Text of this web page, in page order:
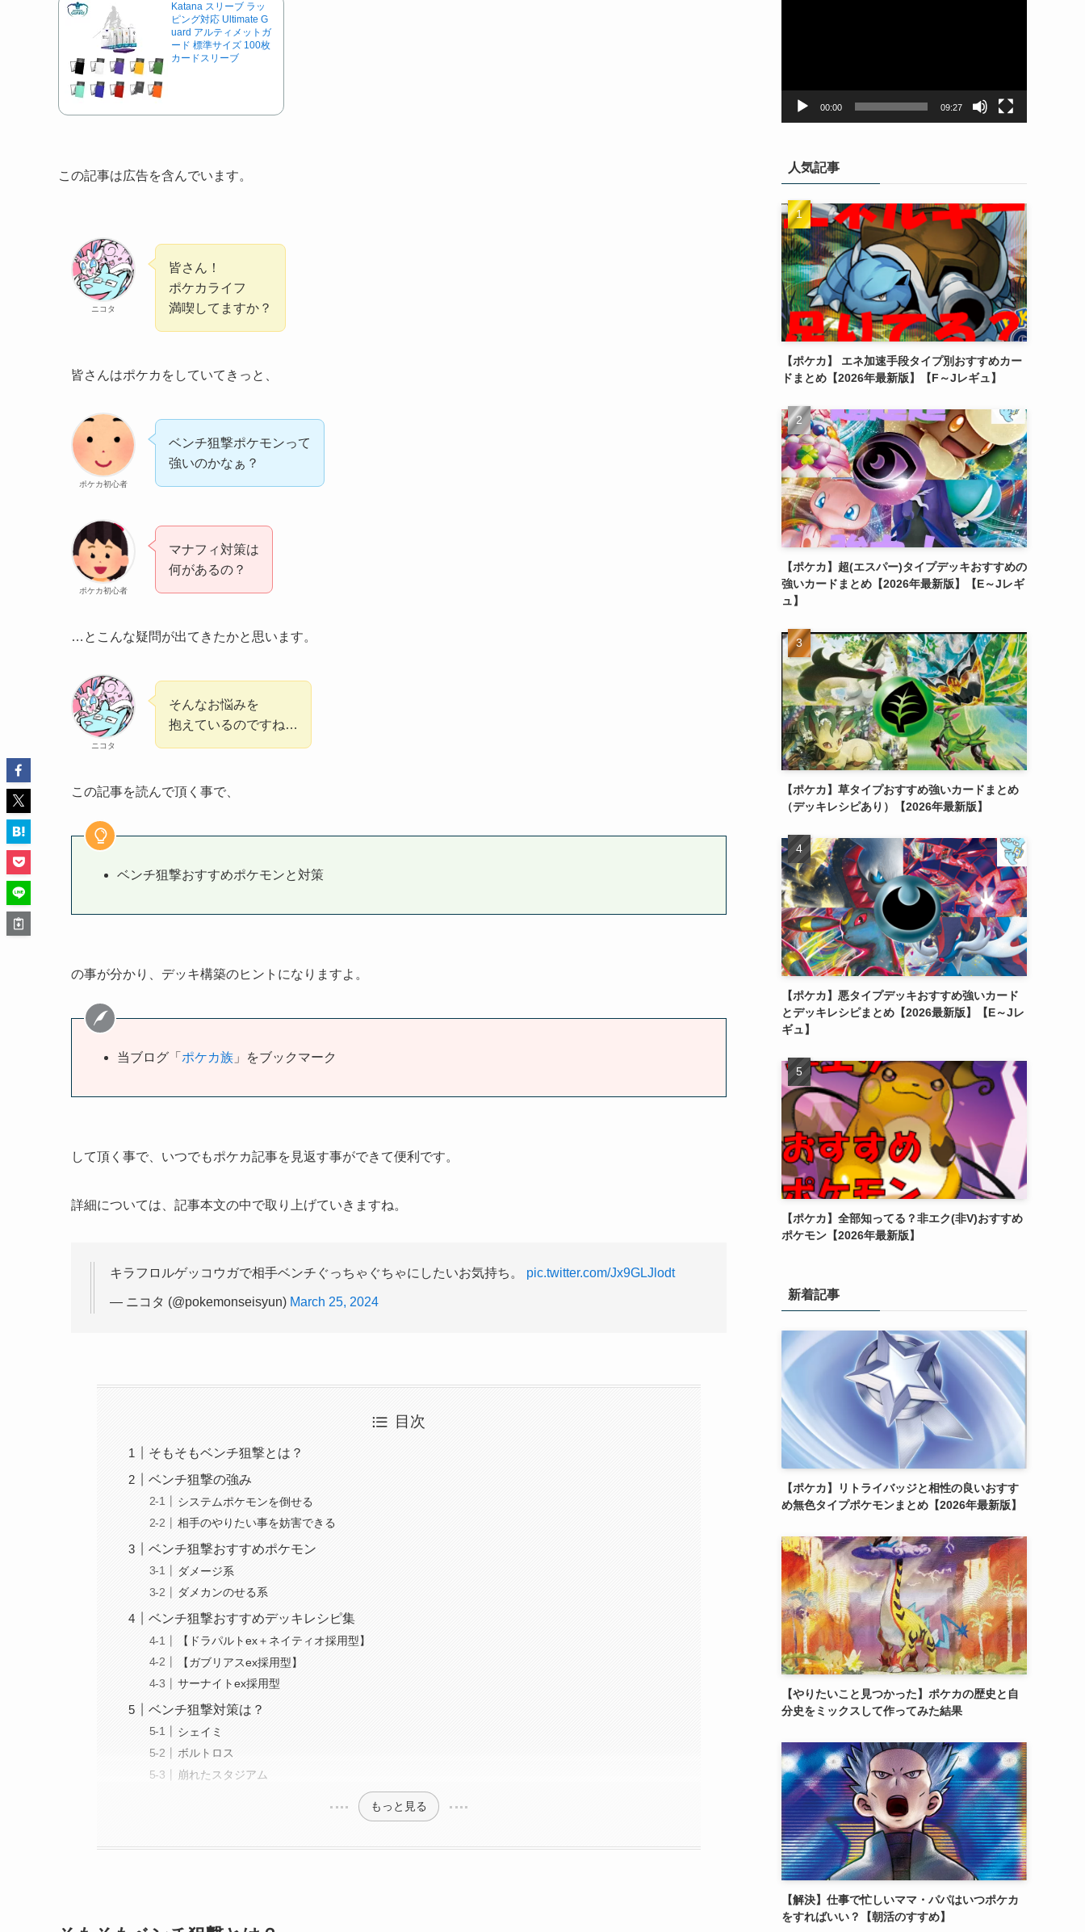
Katana スリーブ ラッ
ピング対応 Ultimate G
uard アルティメットガ
ード 標準サイズ 100枚
カードスリーブ
この記事は広告を含んでいます。
ニコタ
皆さん！
ポケカライフ
満喫してますか？
皆さんはポケカをしていてきっと、
ポケカ初心者
ベンチ狙撃ポケモンって
強いのかなぁ？
ポケカ初心者
マナフィ対策は
何があるの？
…とこんな疑問が出てきたかと思います。
ニコタ
そんなお悩みを
抱えているのですね…
この記事を読んで頂く事で、
ベンチ狙撃おすすめポケモンと対策
の事が分かり、デッキ構築のヒントになりますよ。
当ブログ「 ポケカ族 」をブックマーク
して頂く事で、いつでもポケカ記事を見返す事ができて便利です。
詳細については、記事本文の中で取り上げていきますね。
キラフロルゲッコウガで相手ベンチぐっちゃぐちゃにしたいお気持ち。 pic.twitter.com/Jx9GLJlodt
— ニコタ (@pokemonseisyun) March 25, 2024
目次
そもそもベンチ狙撃とは？
ベンチ狙撃の強み
システムポケモンを倒せる
相手のやりたい事を妨害できる
ベンチ狙撃おすすめポケモン
ダメージ系
ダメカンのせる系
ベンチ狙撃おすすめデッキレシピ集
【ドラパルトex＋ネイティオ採用型】
【ガブリアスex採用型】
サーナイトex採用型
ベンチ狙撃対策は？
シェイミ
ボルトロス
崩れたスタジアム
もっと見る
00:00 09:27
人気記事
【ポケカ】 エネ加速手段タイプ別おすすめカー
ドまとめ【2026年最新版】【F～Jレギュ】
【ポケカ】超(エスパー)タイプデッキおすすめの
強いカードまとめ【2026年最新版】【E～Jレギ
ュ】
【ポケカ】草タイプおすすめ強いカードまとめ
（デッキレシピあり）【2026年最新版】
【ポケカ】悪タイプデッキおすすめ強いカード
とデッキレシピまとめ【2026最新版】【E～Jレ
ギュ】
【ポケカ】全部知ってる？非エク(非V)おすすめ
ポケモン【2026年最新版】
新着記事
【ポケカ】リトライバッジと相性の良いおすす
め無色タイプポケモンまとめ【2026年最新版】
【やりたいこと見つかった】ポケカの歴史と自
分史をミックスして作ってみた結果
【解決】仕事で忙しいママ・パパはいつポケカ
をすればいい？【朝活のすすめ】